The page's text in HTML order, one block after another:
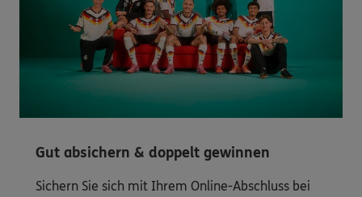
Gut absichern & doppelt gewinnen
Sichern Sie sich mit Ihrem Online-Abschluss bei